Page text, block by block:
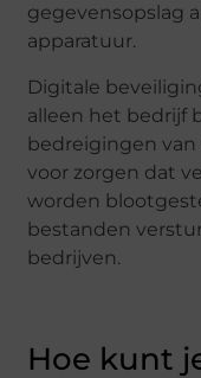
gegevensopslag
apparatuur.
Digitale
alleen het bedrijf
bedreigingen
voor zorgen dat
worden
bestanden
bedrijven.
Hoe kunt